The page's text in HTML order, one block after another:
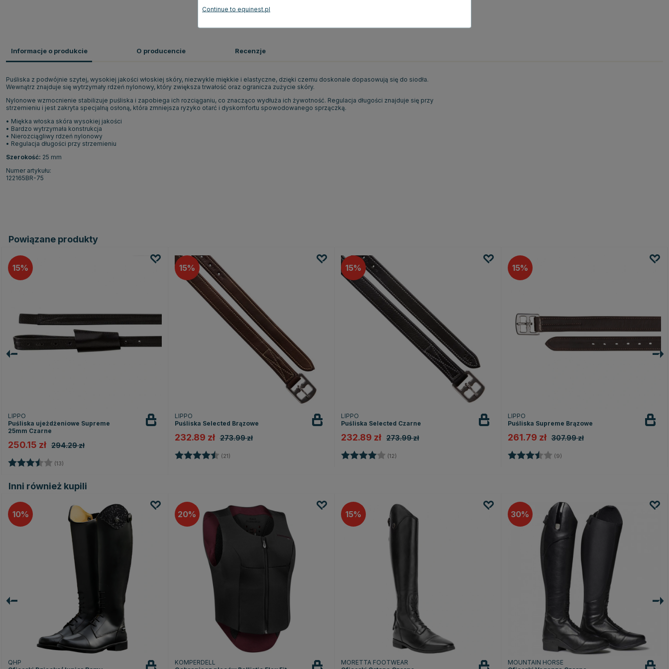
Informacje o produkcie
Puśliska z podwójnie szytej, wysokiej jakości włoskiej skóry, niezwykle miękkie i elastyczne, dzięki czemu doskonale dopasowują się do siodła.
Wewnątrz znajduje się wytrzymały rdzeń nylonowy, który zwiększa trwałość oraz ogranicza zużycie skóry.
Nylonowe wzmocnienie stabilizuje puśliska i zapobiega ich rozciąganiu, co znacząco wydłuża ich żywotność. Regulacja długości znajduje się przy
strzemieniu i jest zakryta specjalną osłoną, która zmniejsza ryzyko otarć i dyskomfortu spowodowanego sprzączką.
• Miękka włoska skóra wysokiej jakości
• Bardzo wytrzymała konstrukcja
• Nierozciągliwy rdzeń nylonowy
• Regulacja długości przy strzemieniu
Szerokość: 25 mm
Numer artykułu:
122165BR-75
O producencie Recenzje
Powiązane produkty
15
LIPPO
Puśliska ujeżdżeniowe Supreme
25mm Czarne
250.15 zł 294.29 zł
Ocena: (13)
15
LIPPO
Puśliska Selected Brązowe
232.89 zł 273.99 zł
Ocena: (21)
15
LIPPO
Puśliska Selected Czarne
232.89 zł 273.99 zł
Ocena: (12)
15
LIPPO
Puśliska Supreme Brązowe
261.79 zł 307.99 zł
Ocena: (9)
Inni również kupili
10
QHP
20
KOMPERDELL
15
MORETTA FOOTWEAR
30
MOUNTAIN HORSE
Continue to equinest.pl